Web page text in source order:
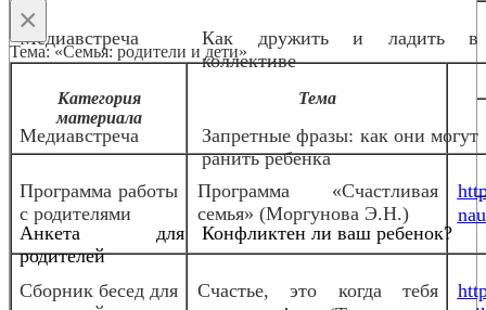
Медиавстреча
Как дружить и ладить в
коллективе
Медиавстреча
Запретные фразы: как они могут
ранить ребенка
Анкета для
родителей
Конфликтен ли ваш ребенок?
×
Тема: «Семья: родители и дети»
Категория
материала
Тема
Программа работы
с родителями
Программа «Счастливая
семья» (Моргунова Э.Н.)
Сборник бесед для
Счастье, это когда тебя